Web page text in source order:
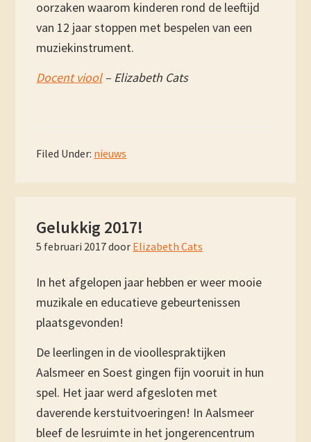
oorzaken waarom kinderen rond de leeftijd
van 12 jaar stoppen met bespelen van een
muziekinstrument.
Docent viool– Elizabeth Cats
Filed Under: nieuws
Gelukkig 2017!
5 februari 2017door Elizabeth Cats
In het afgelopen jaar hebben er weer mooie
muzikale en educatieve gebeurtenissen
plaatsgevonden!
De leerlingen in de vioollespraktijken
Aalsmeer en Soest gingen fijn vooruit in hun
spel. Het jaar werd afgesloten met
daverende kerstuitvoeringen! In Aalsmeer
bleef de lesruimte in het jongerencentrum